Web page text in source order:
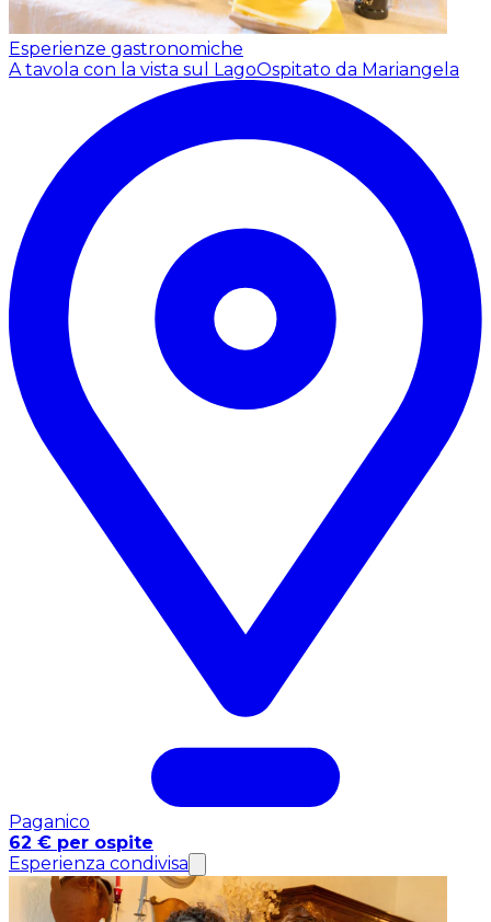
Esperienze gastronomiche
A tavola con la vista sul LagoOspitato da Mariangela
Paganico
62 € per ospite
Esperienza condivisa